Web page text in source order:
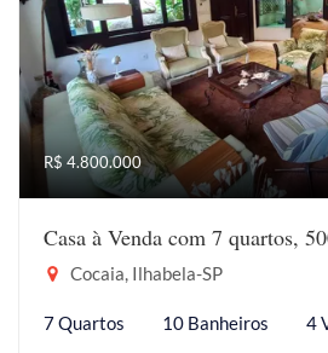
R$ 4.800.000
Casa à Venda com 7 quartos,
Cocaia, Ilhabela-SP
7 Quartos 10 Banheiros 4